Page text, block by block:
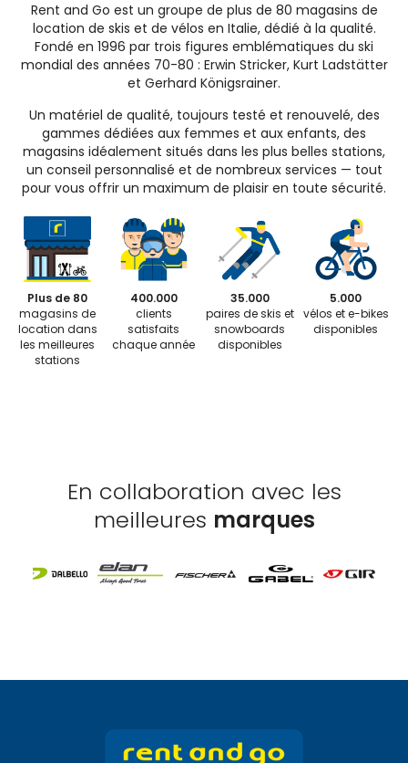
Rent and Go est un groupe de plus de 80 magasins de
location de skis et de vélos en Italie, dédié à la qualité.
Fondé en 1996 par trois figures emblématiques du ski
mondial des années 70-80 : Erwin Stricker, Kurt Ladstätter
et Gerhard Königsrainer.
Un matériel de qualité, toujours testé et renouvelé, des
gammes dédiées aux femmes et aux enfants, des
magasins idéalement situés dans les plus belles stations,
un conseil personnalisé et de nombreux services — tout
pour vous offrir un maximum de plaisir en toute sécurité.
Plus de 80
magasins de
location dans
les meilleures
stations
400.000
clients
satisfaits
chaque année
35.000
paires de skis et
snowboards
disponibles
5.000
vélos et e-bikes
disponibles
En collaboration avec les
meilleures marques